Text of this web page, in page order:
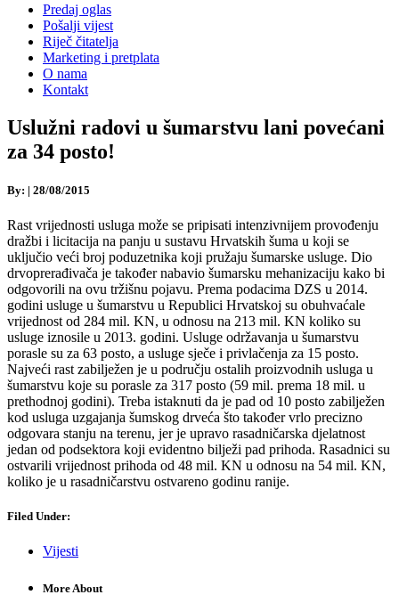
Predaj oglas
Pošalji vijest
Riječ čitatelja
Marketing i pretplata
O nama
Kontakt
Uslužni radovi u šumarstvu lani povećani
za 34 posto!
By: | 28/08/2015
Rast vrijednosti usluga može se pripisati intenzivnijem provođenju
dražbi i licitacija na panju u sustavu Hrvatskih šuma u koji se
uključio veći broj poduzetnika koji pružaju šumarske usluge. Dio
drvoprerađivača je također nabavio šumarsku mehanizaciju kako bi
odgovorili na ovu tržišnu pojavu. Prema podacima DZS u 2014.
godini usluge u šumarstvu u Republici Hrvatskoj su obuhvaćale
vrijednost od 284 mil. KN, u odnosu na 213 mil. KN koliko su
usluge iznosile u 2013. godini. Usluge održavanja u šumarstvu
porasle su za 63 posto, a usluge sječe i privlačenja za 15 posto.
Najveći rast zabilježen je u području ostalih proizvodnih usluga u
šumarstvu koje su porasle za 317 posto (59 mil. prema 18 mil. u
prethodnoj godini). Treba istaknuti da je pad od 10 posto zabilježen
kod usluga uzgajanja šumskog drveća što također vrlo precizno
odgovara stanju na terenu, jer je upravo rasadničarska djelatnost
jedan od podsektora koji evidentno bilježi pad prihoda. Rasadnici su
ostvarili vrijednost prihoda od 48 mil. KN u odnosu na 54 mil. KN,
koliko je u rasadničarstvu ostvareno godinu ranije.
Filed Under:
Vijesti
More About